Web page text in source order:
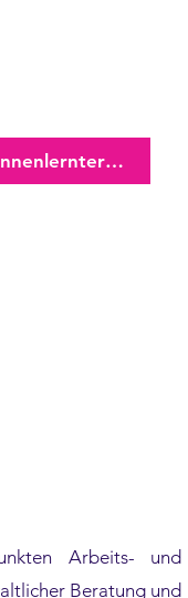
Arbeits- und
Beratung und